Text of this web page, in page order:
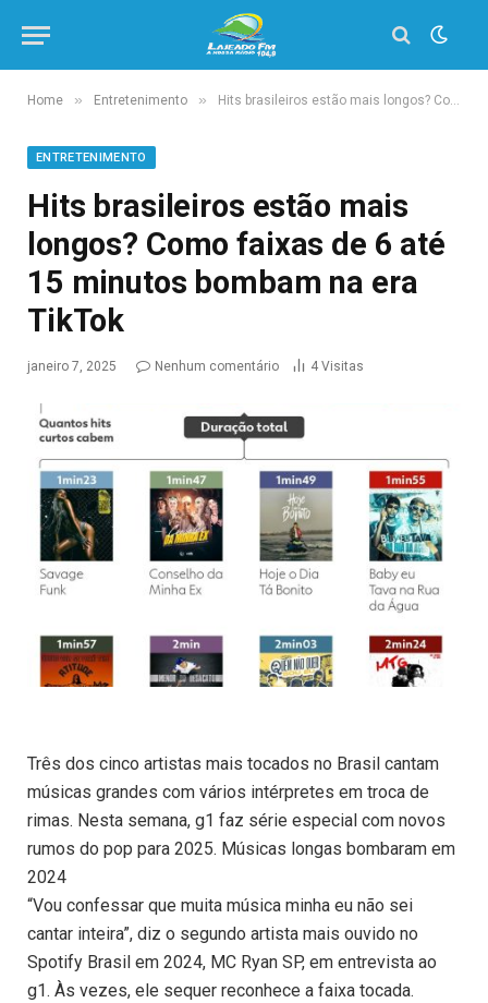
Home » Entretenimento » Hits brasileiros estão mais longos? Como faixas de 6 até 15 minutos bombam na era TikTok
ENTRETENIMENTO
Hits brasileiros estão mais
longos? Como faixas de 6 até
15 minutos bombam na era
TikTok
janeiro 7, 2025 Nenhum comentário 4 Visitas
Três dos cinco artistas mais tocados no Brasil cantam
músicas grandes com vários intérpretes em troca de
rimas. Nesta semana, g1 faz série especial com novos
rumos do pop para 2025. Músicas longas bombaram em
2024
“Vou confessar que muita música minha eu não sei
cantar inteira”, diz o segundo artista mais ouvido no
Spotify Brasil em 2024, MC Ryan SP, em entrevista ao
g1. Às vezes, ele sequer reconhece a faixa tocada.